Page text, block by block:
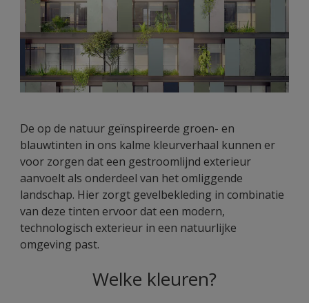
De op de natuur geïnspireerde groen- en
blauwtinten in ons kalme kleurverhaal kunnen er
voor zorgen dat een gestroomlijnd exterieur
aanvoelt als onderdeel van het omliggende
landschap. Hier zorgt gevelbekleding in combinatie
van deze tinten ervoor dat een modern,
technologisch exterieur in een natuurlijke
omgeving past.
Welke kleuren?